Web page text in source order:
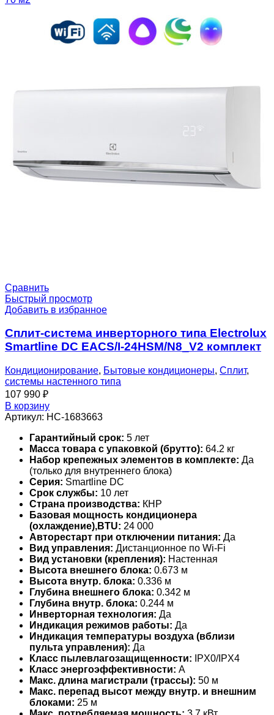
Сравнить
Быстрый просмотр
Добавить в избранное
Сплит-система инверторного типа Electrolux
Smartline DC EACS/I-24HSM/N8_V2 комплект
Кондиционирование, Бытовые кондиционеры, Сплит,
системы настенного типа
107 990 ₽
В корзину
Артикул: НС-1683663
Гарантийный срок: 5 лет
Масса товара с упаковкой (брутто): 64.2 кг
Набор крепежных элементов в комплекте: Да
(только для внутреннего блока)
Серия: Smartline DC
Срок службы: 10 лет
Страна производства: КНР
Базовая мощность кондиционера
(охлаждение),BTU: 24 000
Авторестарт при отключении питания: Да
Вид управления: Дистанционное по Wi-Fi
Вид установки (крепления): Настенная
Высота внешнего блока: 0.673 м
Высота внутр. блока: 0.336 м
Глубина внешнего блока: 0.342 м
Глубина внутр. блока: 0.244 м
Инверторная технология: Да
Индикация режимов работы: Да
Индикация температуры воздуха (вблизи
пульта управления): Да
Класс пылевлагозащищенности: IPX0/IPX4
Класс энергоэффективности: A
Макс. длина магистрали (трассы): 50 м
Макс. перепад высот между внутр. и внешним
блоками: 25 м